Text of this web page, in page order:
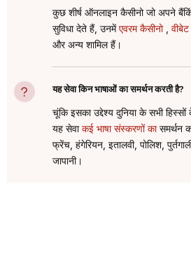
कुछ शीर्ष ऑनलाइन कैसीनो जो अपने
सुविधा देते हैं, उनमेंएवरम कैसीनो,
और अन्य शामिल हैं।
यह सेवा किन भाषाओं का समर्थन करती है?
चूंकि इसका उद्देश्य दुनिया के सभी
यह सेवाकई भाषा संस्करणों कासमर्थन
फ्रेंच, हंगेरियन, इतालवी, पोलिश,
जापानी।